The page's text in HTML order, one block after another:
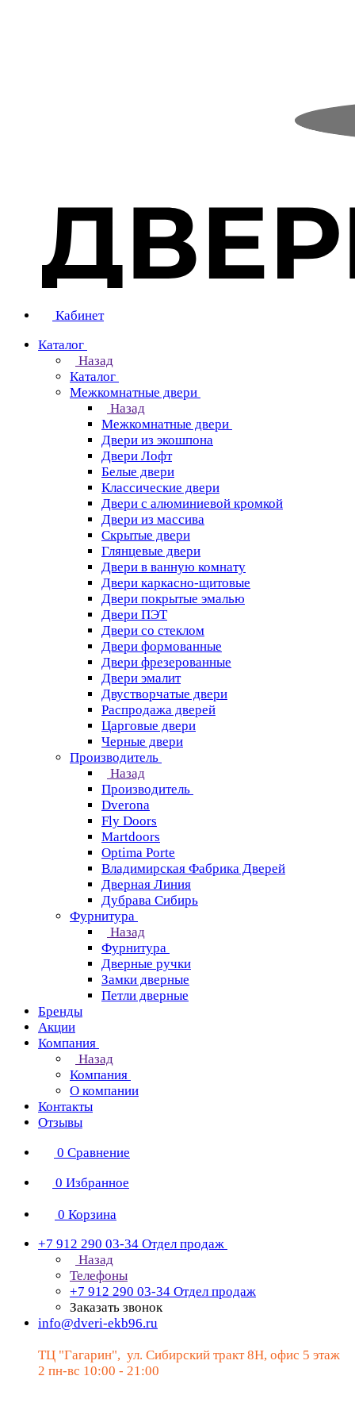
Кабинет
Каталог
Назад
Каталог
Межкомнатные двери
Назад
Межкомнатные двери
Двери из экошпона
Двери Лофт
Белые двери
Классические двери
Двери с алюминиевой кромкой
Двери из массива
Скрытые двери
Глянцевые двери
Двери в ванную комнату
Двери каркасно-щитовые
Двери покрытые эмалью
Двери ПЭТ
Двери со стеклом
Двери формованные
Двери фрезерованные
Двери эмалит
Двустворчатые двери
Распродажа дверей
Царговые двери
Черные двери
Производитель
Назад
Производитель
Dverona
Fly Doors
Martdoors
Optima Porte
Владимирская Фабрика Дверей
Дверная Линия
Дубрава Сибирь
Фурнитура
Назад
Фурнитура
Дверные ручки
Замки дверные
Петли дверные
Бренды
Акции
Компания
Назад
Компания
О компании
Контакты
Отзывы
0 Сравнение
0 Избранное
0 Корзина
+7 912 290 03-34 Отдел продаж
Назад
Телефоны
+7 912 290 03-34 Отдел продаж
Заказать звонок
info@dveri-ekb96.ru
ТЦ "Гагарин", ул. Сибирский тракт 8Н, офис 5 этаж
2 пн-вс 10:00 - 21:00